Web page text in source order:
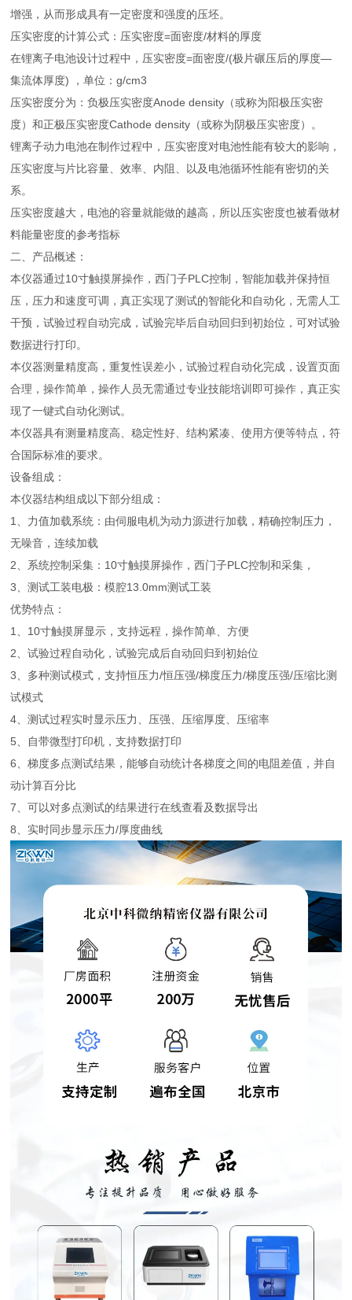
增强，从而形成具有一定密度和强度的压坯。
压实密度的计算公式：压实密度=面密度/材料的厚度
在锂离子电池设计过程中，压实密度=面密度/(极片碾压后的厚度—
集流体厚度) ，单位：g/cm3
压实密度分为：负极压实密度Anode density（或称为阳极压实密
度）和正极压实密度Cathode density（或称为阴极压实密度）。
锂离子动力电池在制作过程中，压实密度对电池性能有较大的影响，
压实密度与片比容量、效率、内阻、以及电池循环性能有密切的关
系。
压实密度越大，电池的容量就能做的越高，所以压实密度也被看做材
料能量密度的参考指标
二、产品概述：
本仪器通过10寸触摸屏操作，西门子PLC控制，智能加载并保持恒
压，压力和速度可调，真正实现了测试的智能化和自动化，无需人工
干预，试验过程自动完成，试验完毕后自动回归到初始位，可对试验
数据进行打印。
本仪器测量精度高，重复性误差小，试验过程自动化完成，设置页面
合理，操作简单，操作人员无需通过专业技能培训即可操作，真正实
现了一键式自动化测试。
本仪器具有测量精度高、稳定性好、结构紧凑、使用方便等特点，符
合国际标准的要求。
设备组成：
本仪器结构组成以下部分组成：
1、力值加载系统：由伺服电机为动力源进行加载，精确控制压力，
无噪音，连续加载
2、系统控制采集：10寸触摸屏操作，西门子PLC控制和采集，
3、测试工装电极：模腔13.0mm测试工装
优势特点：
1、10寸触摸屏显示，支持远程，操作简单、方便
2、试验过程自动化，试验完成后自动回归到初始位
3、多种测试模式，支持恒压力/恒压强/梯度压力/梯度压强/压缩比测
试模式
4、测试过程实时显示压力、压强、压缩厚度、压缩率
5、自带微型打印机，支持数据打印
6、梯度多点测试结果，能够自动统计各梯度之间的电阻差值，并自
动计算百分比
7、可以对多点测试的结果进行在线查看及数据导出
8、实时同步显示压力/厚度曲线